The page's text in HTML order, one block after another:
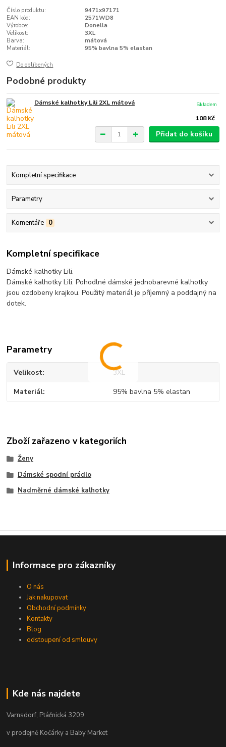
Číslo produktu:
9471x97171
EAN kód:
2571WD8
Výrobce:
Donella
Velikost:
3XL
Barva:
mátová
Materiál:
95% bavlna 5% elastan
Do oblíbených
Podobné produkty
Dámské kalhotky Lili 2XL mátová
108 Kč
Skladem
Přidat do košíku
Kompletní specifikace
Parametry
Komentáře 0
Kompletní specifikace
Dámské kalhotky Lili.
Dámské kalhotky Lili. Pohodlné dámské jednobarevné kalhotky
jsou ozdobeny krajkou. Použitý materiál je příjemný a poddajný na
dotek.
Parametry
Velikost 3XL
Materiál 95% bavlna 5% elastan
Zboží zařazeno v kategoriích
Ženy
Dámské spodní prádlo
Nadměrné dámské kalhotky
Informace pro zákazníky
O nás
Jak nakupovat
Obchodní podmínky
Kontakty
Blog
odstoupení od smlouvy
Kde nás najdete
Varnsdorf, Ptáčnická 3209
v prodejně Kočárky a Baby Market